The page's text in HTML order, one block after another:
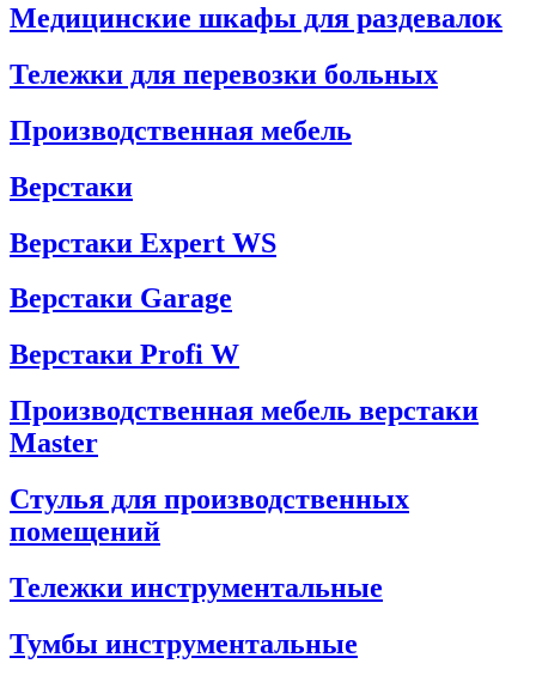
Медицинские шкафы для раздевалок
Тележки для перевозки больных
Производственная мебель
Верстаки
Верстаки Expert WS
Верстаки Garage
Верстаки Profi W
Производственная мебель верстаки
Master
Стулья для производственных
помещений
Тележки инструментальные
Тумбы инструментальные